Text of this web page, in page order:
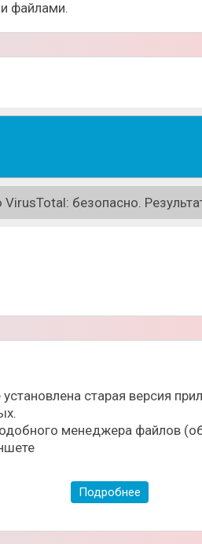
файлами.
безопасно.
старая версия
менеджера файлов
Подробнее